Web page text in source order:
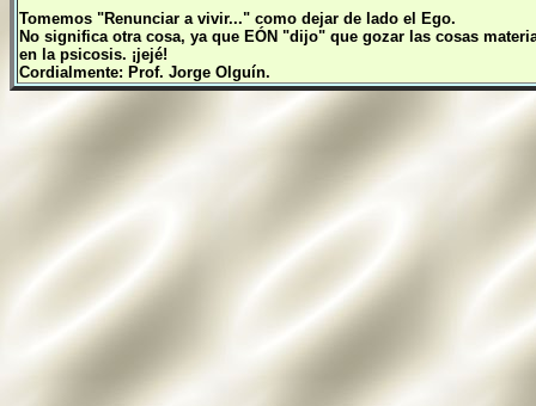
Tomemos "Renunciar a vivir..." como dejar de lado el Ego.
No significa otra cosa, ya que EÓN "dijo" que gozar las cosas
en la psicosis. ¡jejé!
Cordialmente: Prof. Jorge Olguín.